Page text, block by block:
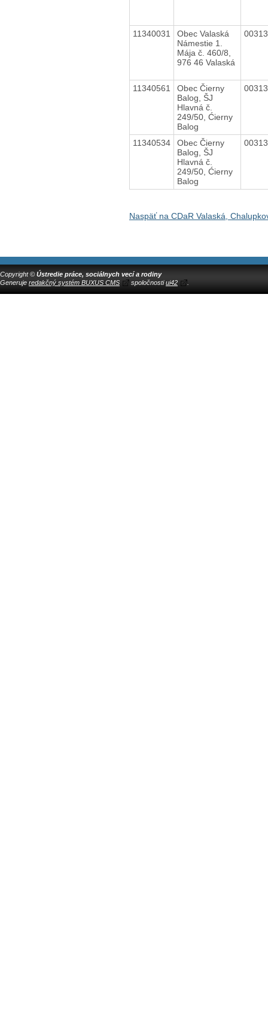
11340031
Obec Valaská
Námestie 1.
Mája č. 460/8,
976 46 Valaská
11340561
Obec Čierny
Balog, ŠJ
Hlavná č.
249/50, Ćierny
Balog
11340534
Obec Čierny
Balog, ŠJ
Hlavná č.
249/50, Ćierny
Balog
Naspäť na CDaR Valaská,
Copyright © Ústredie práce, sociálnych vecí a rodiny
Generuje redakčný systém BUXUS CMS spoločnostiui42